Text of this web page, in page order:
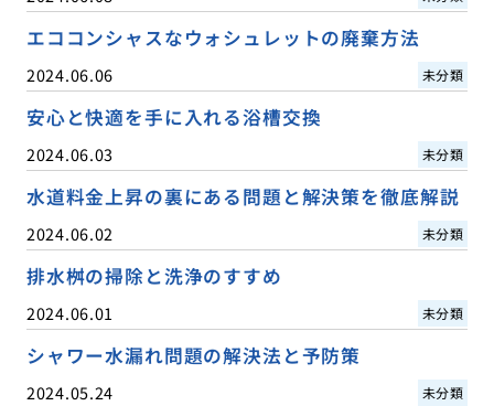
エココンシャスなウォシュレットの廃棄方法
2024.06.06 未分類
安心と快適を手に入れる浴槽交換
2024.06.03 未分類
水道料金上昇の裏にある問題と解決策を徹底解説
2024.06.02 未分類
排水桝の掃除と洗浄のすすめ
2024.06.01 未分類
シャワー水漏れ問題の解決法と予防策
2024.05.24 未分類